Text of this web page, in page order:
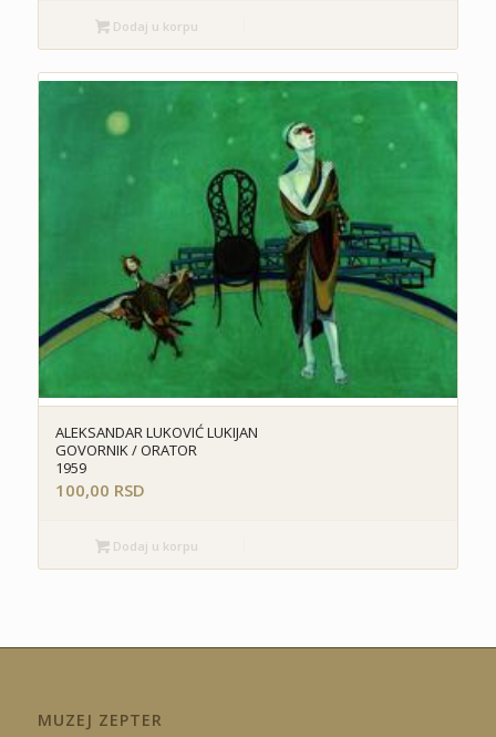
Dodaj u korpu
ALEKSANDAR LUKOVIĆ LUKIJAN
GOVORNIK / ORATOR
1959
100,00 RSD
Dodaj u korpu
MUZEJ ZEPTER